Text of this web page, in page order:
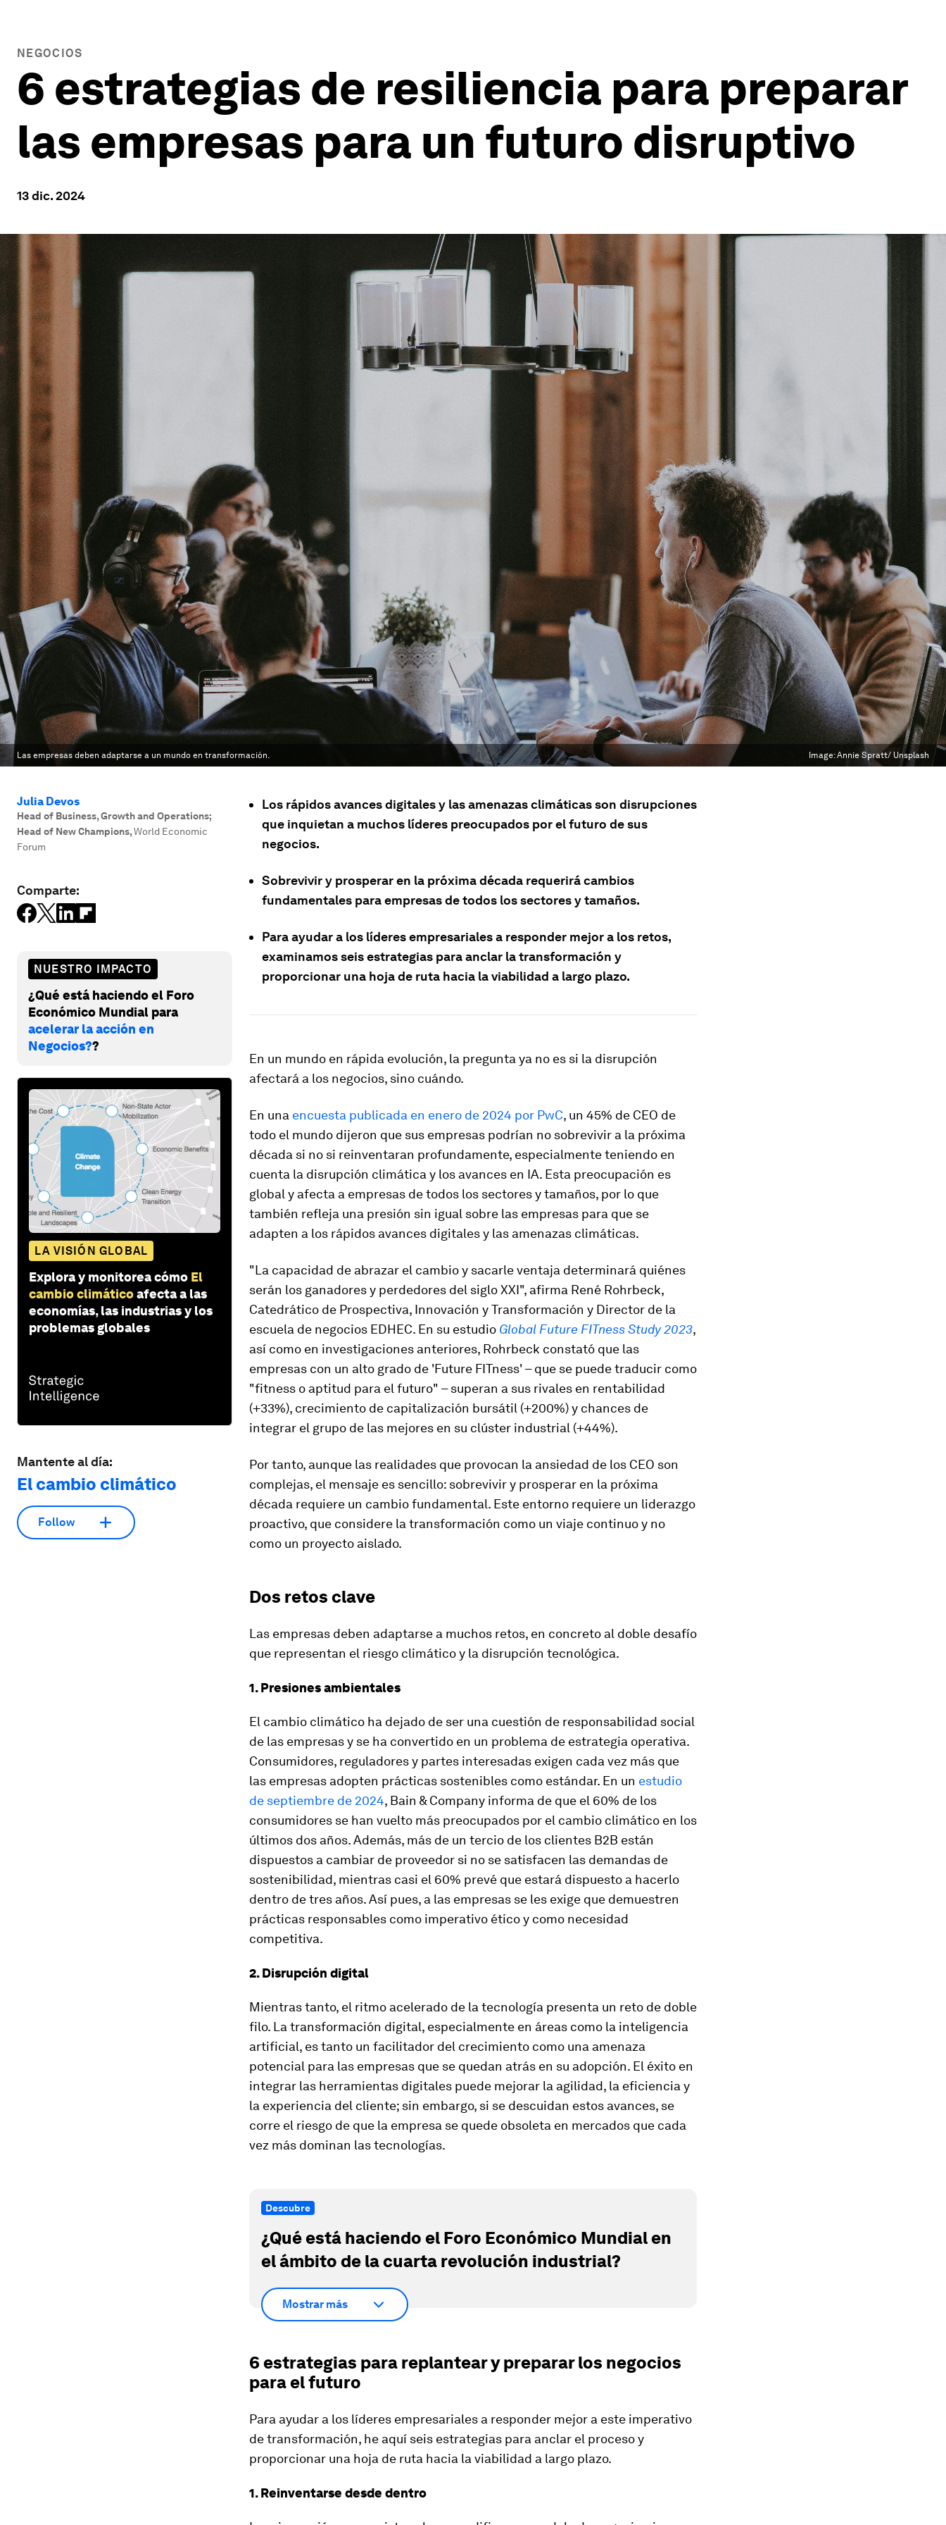
NEGOCIOS
6 estrategias de resiliencia para preparar
las empresas para un futuro disruptivo
13 dic. 2024
Las empresas deben adaptarse a un mundo en transformación. Image:Annie Spratt/ Unsplash
Julia Devos
Head of Business, Growth and Operations;
Head of New Champions,World Economic
Forum
Comparte:
NUESTRO IMPACTO
¿Qué está haciendo el Foro
Económico Mundial para
acelerar la acción en
Negocios??
LA VISIÓN GLOBAL
Explora y monitorea cómo El
cambio climáticoafecta a las
economías, las industrias y los
problemas globales
Mantente al día:
El cambio climático
Follow
Los rápidos avances digitales y las amenazas climáticas son disrupciones
que inquietan a muchos líderes preocupados por el futuro de sus
negocios.
Sobrevivir y prosperar en la próxima década requerirá cambios
fundamentales para empresas de todos los sectores y tamaños.
Para ayudar a los líderes empresariales a responder mejor a los retos,
examinamos seis estrategias para anclar la transformación y
proporcionar una hoja de ruta hacia la viabilidad a largo plazo.
En un mundo en rápida evolución, la pregunta ya no es si la disrupción
afectará a los negocios, sino cuándo.
En una encuesta publicada en enero de 2024 por PwC, un 45% de CEO de
todo el mundo dijeron que sus empresas podrían no sobrevivir a la próxima
década si no si reinventaran profundamente, especialmente teniendo en
cuenta la disrupción climática y los avances en IA. Esta preocupación es
global y afecta a empresas de todos los sectores y tamaños, por lo que
también refleja una presión sin igual sobre las empresas para que se
adapten a los rápidos avances digitales y las amenazas climáticas.
"La capacidad de abrazar el cambio y sacarle ventaja determinará quiénes
serán los ganadores y perdedores del siglo XXI", afirma René Rohrbeck,
Catedrático de Prospectiva, Innovación y Transformación y Director de la
escuela de negocios EDHEC. En su estudio Global Future FITness Study 2023,
así como en investigaciones anteriores, Rohrbeck constató que las
empresas con un alto grado de 'Future FITness' – que se puede traducir como
"fitness o aptitud para el futuro" – superan a sus rivales en rentabilidad
(+33%), crecimiento de capitalización bursátil (+200%) y chances de
integrar el grupo de las mejores en su clúster industrial (+44%).
Por tanto, aunque las realidades que provocan la ansiedad de los CEO son
complejas, el mensaje es sencillo: sobrevivir y prosperar en la próxima
década requiere un cambio fundamental. Este entorno requiere un liderazgo
proactivo, que considere la transformación como un viaje continuo y no
como un proyecto aislado.
Dos retos clave
Las empresas deben adaptarse a muchos retos, en concreto al doble desafío
que representan el riesgo climático y la disrupción tecnológica.
1. Presiones ambientales
El cambio climático ha dejado de ser una cuestión de responsabilidad social
de las empresas y se ha convertido en un problema de estrategia operativa.
Consumidores, reguladores y partes interesadas exigen cada vez más que
las empresas adopten prácticas sostenibles como estándar. En un estudio
de septiembre de 2024, Bain & Company informa de que el 60% de los
consumidores se han vuelto más preocupados por el cambio climático en los
últimos dos años. Además, más de un tercio de los clientes B2B están
dispuestos a cambiar de proveedor si no se satisfacen las demandas de
sostenibilidad, mientras casi el 60% prevé que estará dispuesto a hacerlo
dentro de tres años. Así pues, a las empresas se les exige que demuestren
prácticas responsables como imperativo ético y como necesidad
competitiva.
2. Disrupción digital
Mientras tanto, el ritmo acelerado de la tecnología presenta un reto de doble
filo. La transformación digital, especialmente en áreas como la inteligencia
artificial, es tanto un facilitador del crecimiento como una amenaza
potencial para las empresas que se quedan atrás en su adopción. El éxito en
integrar las herramientas digitales puede mejorar la agilidad, la eficiencia y
la experiencia del cliente; sin embargo, si se descuidan estos avances, se
corre el riesgo de que la empresa se quede obsoleta en mercados que cada
vez más dominan las tecnologías.
Descubre
¿Qué está haciendo el Foro Económico Mundial en
el ámbito de la cuarta revolución industrial?
Mostrar más
6 estrategias para replantear y preparar los negocios
para el futuro
Para ayudar a los líderes empresariales a responder mejor a este imperativo
de transformación, he aquí seis estrategias para anclar el proceso y
proporcionar una hoja de ruta hacia la viabilidad a largo plazo.
1. Reinventarse desde dentro